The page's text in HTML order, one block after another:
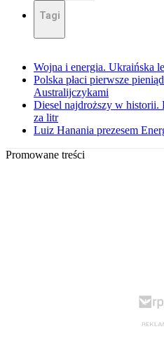
Tagi
Wojna i energia. Ukraińska
Polska płaci pierwsze
Australijczykami
Diesel najdroższy w historii.
za litr
Luiz Hanania prezesem
Promowane treści